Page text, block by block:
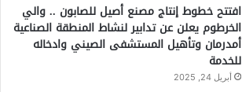
افتتح خطوط إنتاج مصنع أصيل للصابون .. والي
الخرطوم يعلن عن تدابير لنشاط المنطقة الصناعية
أمدرمان وتأهيل المستشفى الصيني وادخاله
للخدمة
أبريل 24, 2025